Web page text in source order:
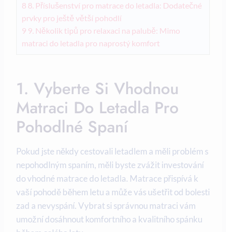
8 8. Příslušenství pro matrace do letadla: Dodatečné
prvky pro ještě větší pohodlí
9 9. Několik tipů pro relaxaci na palubě: Mimo
matraci do letadla pro naprostý komfort
1. Vyberte Si Vhodnou
Matraci Do Letadla Pro
Pohodlné Spaní
Pokud jste někdy cestovali letadlem a měli problém s
nepohodlným spaním, měli byste zvážit investování
do vhodné matrace do letadla. Matrace přispívá k
vaší pohodě během letu a může vás ušetřit od bolesti
zad a nevyspání. Vybrat si správnou matraci vám
umožní dosáhnout komfortního a kvalitního spánku